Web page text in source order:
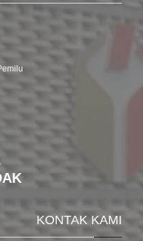
KONTAK KAMI